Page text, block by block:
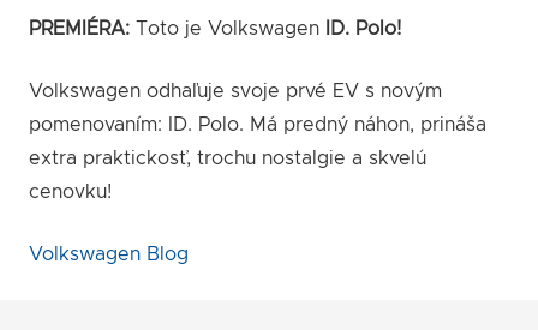
PREMIÉRA: Toto je Volkswagen ID. Polo!
Volkswagen odhaľuje svoje prvé EV s novým
pomenovaním: ID. Polo. Má predný náhon, prináša
extra praktickosť, trochu nostalgie a skvelú
cenovku!
Volkswagen Blog